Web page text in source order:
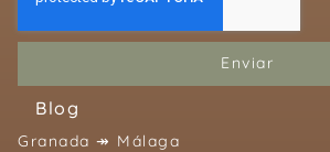
Enviar
Blog
Granada ↠ Málaga